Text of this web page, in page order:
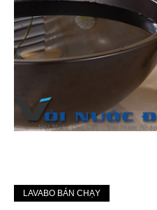
LAVABO BÁN CHẠY